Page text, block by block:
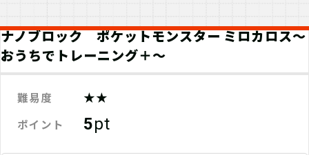
ナノブロック ポケットモンスター ミロカロス～
おうちでトレーニング＋～
難易度 ★★
ポイント 5pt